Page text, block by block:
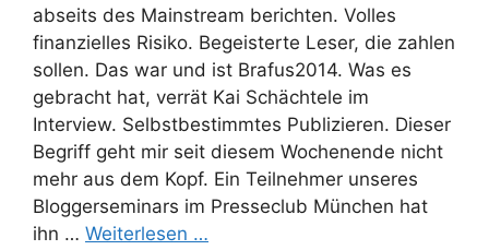
abseits des Mainstream berichten. Volles
finanzielles Risiko. Begeisterte Leser, die zahlen
sollen. Das war und ist Brafus2014. Was es
gebracht hat, verrät Kai Schächtele im
Interview. Selbstbestimmtes Publizieren. Dieser
Begriff geht mir seit diesem Wochenende nicht
mehr aus dem Kopf. Ein Teilnehmer unseres
Bloggerseminars im Presseclub München hat
ihn … Weiterlesen …